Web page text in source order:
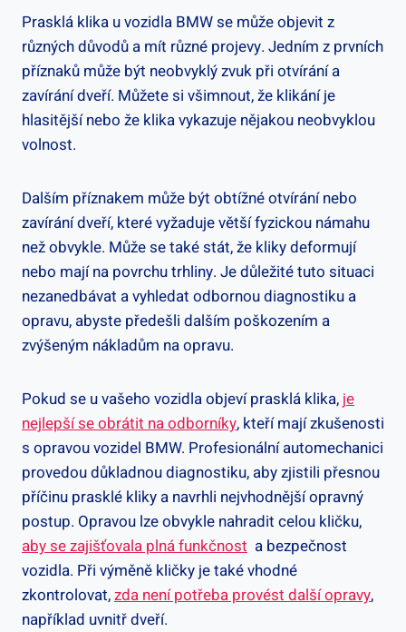
Prasklá⁤ klika u vozidla‌ BMW se může objevit z
různých ⁢důvodů a ​mít⁤ různé projevy. Jedním z prvních
příznaků může být ‍neobvyklý zvuk při otvírání a
zavírání ‍dveří. Můžete si všimnout, že klikání je
hlasitější nebo že klika vykazuje nějakou neobvyklou
volnost.
Dalším příznakem ⁤může ​být obtížné otvírání ​nebo
zavírání dveří, které vyžaduje⁢ větší ‍fyzickou námahu
než obvykle.⁢ Může⁢ se také stát, ⁤že kliky deformují
⁢nebo ⁢mají na povrchu trhliny. ⁤Je důležité ​tuto ⁤situaci
nezanedbávat a vyhledat odbornou diagnostiku⁤ a
opravu, abyste​ předešli dalším ⁢poškozením a
zvýšeným nákladům na opravu.
Pokud ​se u vašeho vozidla objeví prasklá ⁣klika, je
nejlepší se obrátit ⁢na odborníky, ‌kteří mají ⁢zkušenosti
s opravou vozidel BMW. ⁣Profesionální automechanici
provedou důkladnou​ diagnostiku, aby zjistili přesnou
příčinu prasklé kliky a navrhli nejvhodnější ⁢opravný
postup.⁤ Opravou lze obvykle nahradit celou ‍kličku,⁣
aby se zajišťovala plná funkčnost ‍ a⁤ bezpečnost
vozidla. ⁣Při výměně‍ kličky je⁤ také vhodné
‌zkontrolovat,zda‍ není potřeba provést další ⁢opravy,
⁣například⁣ uvnitř dveří.